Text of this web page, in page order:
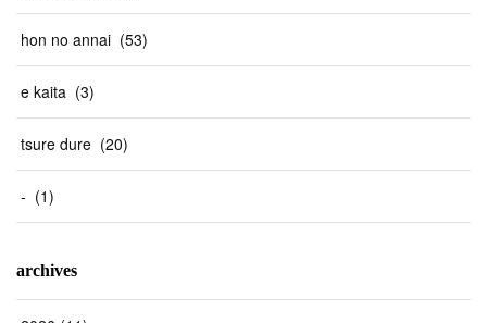
hon no annai (53)
e kaita (3)
tsure dure (20)
- (1)
archives